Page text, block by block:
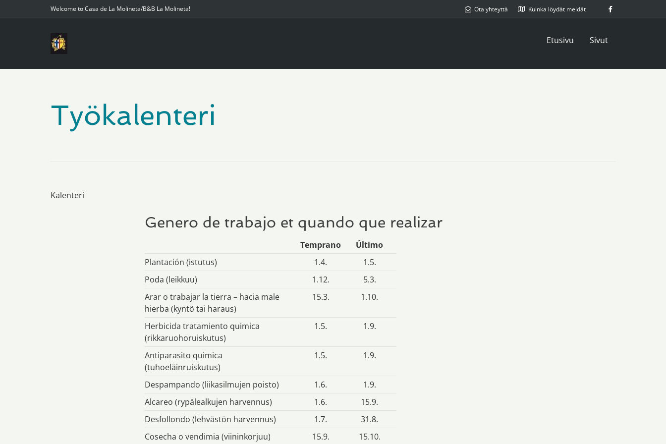
Welcome to Casa de La Molineta/B&B La Molineta! Ota yhteyttä Kuinka löydät meidät
Etusivu Sivut
Työkalenteri
Kalenteri
Genero de trabajo et quando que realizar
Temprano
Último
Plantación (istutus)
1.4.
1.5.
Poda (leikkuu)
1.12.
5.3.
Arar o trabajar la tierra – hacia male
hierba (kyntö tai haraus)
15.3. 1.10.
Herbicida tratamiento quimica
(rikkaruohoruiskutus)
1.5. 1.9.
Antiparasito quimica
(tuhoeläinruiskutus)
1.5. 1.9.
Despampando (liikasilmujen poisto) 1.6.
1.9.
Alcareo (rypälealkujen harvennus)
1.6.
15.9.
Desfollondo (lehvästön harvennus)
1.7.
31.8.
Cosecha o vendimia (viininkorjuu)
15.9. 15.10.